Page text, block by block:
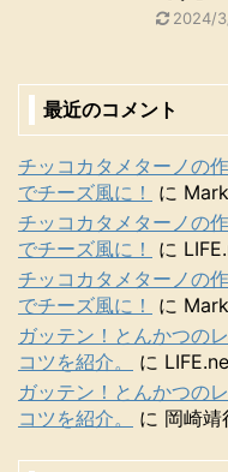
2024/
最近のコメント
チッコカタメターノの
でチーズ風に！
に Mark
チッコカタメターノの
でチーズ風に！
に
チッコカタメターノの
でチーズ風に！
に Mark
ガッテン！とんかつの
コツを紹介。
に
ガッテン！とんかつの
コツを紹介。
に 岡崎靖